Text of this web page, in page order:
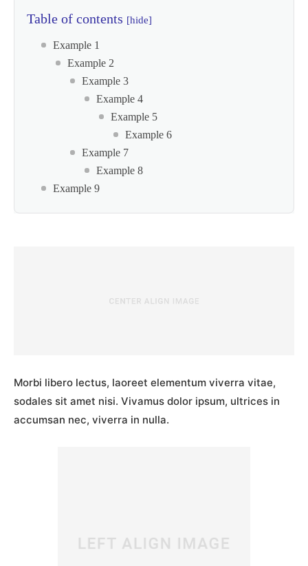
Table of contents [hide]
Example 1
Example 2
Example 3
Example 4
Example 5
Example 6
Example 7
Example 8
Example 9
Morbi libero lectus, laoreet elementum viverra vitae,
sodales sit amet nisi. Vivamus dolor ipsum, ultrices in
accumsan nec, viverra in nulla.